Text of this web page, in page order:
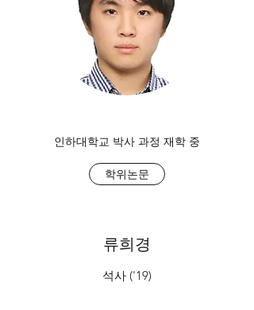
​인하대학교 박사 과정 재학 중
학위논문
류희경
석사 ('19)